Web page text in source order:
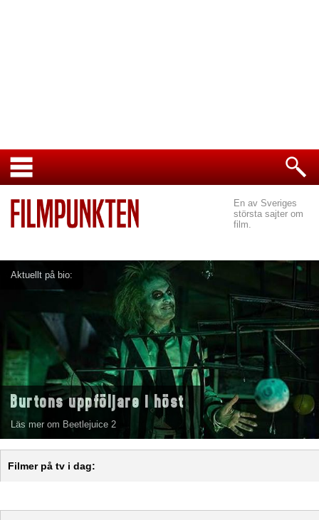
En av Sveriges
största sajter om
film.
Aktuellt på bio:
Burtons uppföljare i höst
Läs mer om Beetlejuice 2
Filmer på tv i dag: